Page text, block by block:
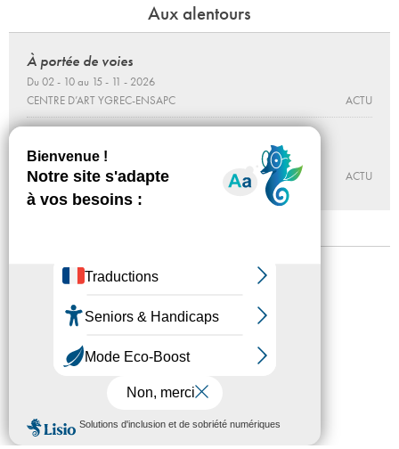
Aux alentours
À portée de voies
Du 02 - 10 au 15 - 11 - 2026
CENTRE D’ART YGREC-ENSAPC
ACTU
Du 12 - 06 au 19 - 09 - 2026
CENTRE D’ART YGREC-ENSAPC
ACTU
Accessibilité
Presse